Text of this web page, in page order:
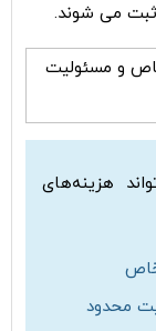
می شوند.
هزینه‌های
محدود